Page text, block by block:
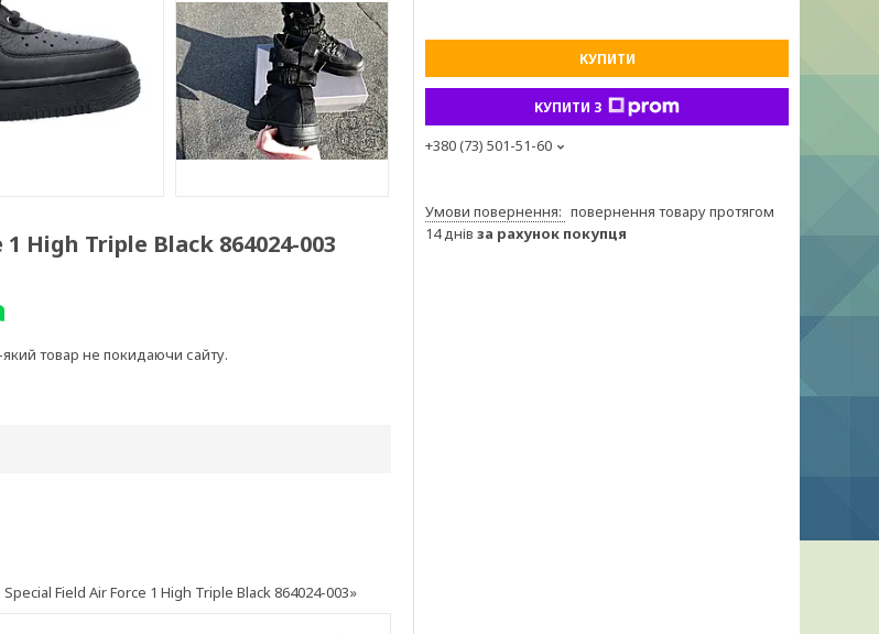
High Triple Black 864024-003
товар не покидаючи сайту.
Field Air Force 1 High Triple Black 864024-003»
КУПИТИ
КУПИТИ З
+380 (73) 501-51-60
повернення товару протягом
14 днів за рахунок покупця